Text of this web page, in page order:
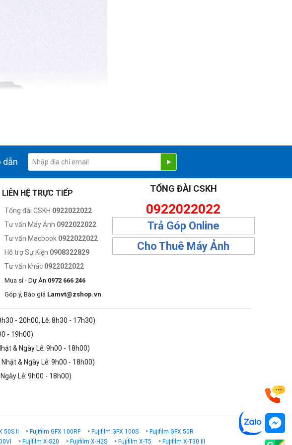
dẫn
LIÊN HỆ TRỰC TIẾP
Tổng đài CSKH 0922022022
Tư vấn Máy Ảnh 0922022022
Tư vấn Macbook 0922022022
Hỗ trợ Sự Kiện 0908322829
Tư vấn khác 0922022022
Mua sỉ - Dự Án 0972 666 246
Góp ý, Báo giá Lamvt@zshop.vn
TỔNG ĐÀI CSKH
0922022022
Trả Góp Online
Cho Thuê Máy Ảnh
- 20h00, Lễ: 8h30 - 17h30)
- 19h00)
& Ngày Lễ: 9h00 - 18h00)
& Ngày Lễ: 9h00 - 18h00)
Lễ: 9h00 - 18h00)
50S II Fujifilm GFX 100RF Fujifilm GFX 100S
Fujifilm GFX 50R
Fujifilm X-S20 Fujifilm X-H2S Fujifilm X-T5 Fujifilm X-T30 III